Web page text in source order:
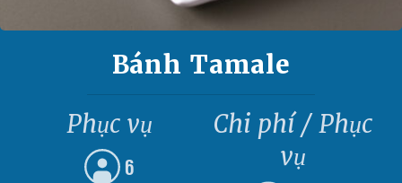
Bánh Tamale
Phục vụ
6
Chi phí / Phục
vụ